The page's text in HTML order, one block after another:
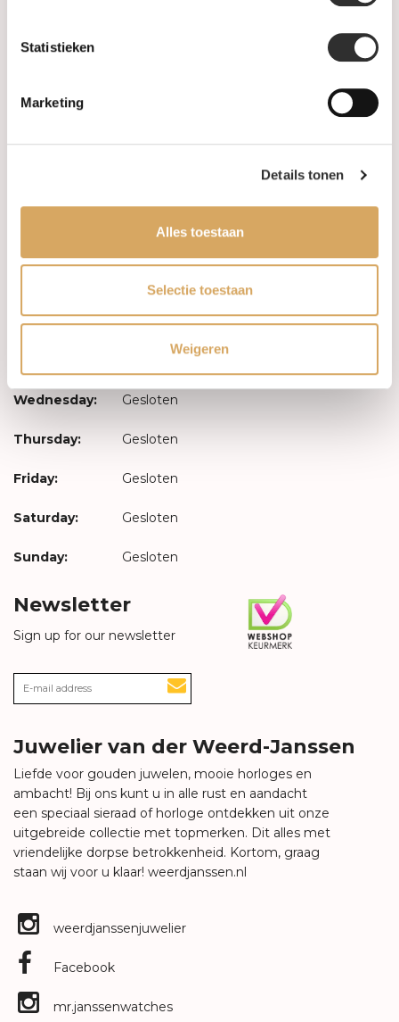
Statistieken
Marketing
Details tonen
Alles toestaan
Selectie toestaan
Weigeren
Levertijd & verzendkosten
Monday: Gesloten
Wednesday: Gesloten
Thursday: Gesloten
Friday: Gesloten
Saturday: Gesloten
Sunday: Gesloten
Newsletter
Sign up for our newsletter
Juwelier van der Weerd-Janssen
Liefde voor gouden juwelen, mooie horloges en
ambacht! Bij ons kunt u in alle rust en aandacht
een speciaal sieraad of horloge ontdekken uit onze
uitgebreide collectie met topmerken. Dit alles met
vriendelijke dorpse betrokkenheid. Kortom, graag
staan wij voor u klaar! weerdjanssen.nl
weerdjanssenjuwelier
Facebook
mr.janssenwatches